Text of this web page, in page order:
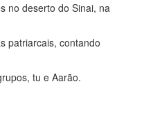
no deserto do Sinai, na
patriarcais, contando
tu e Aarão.